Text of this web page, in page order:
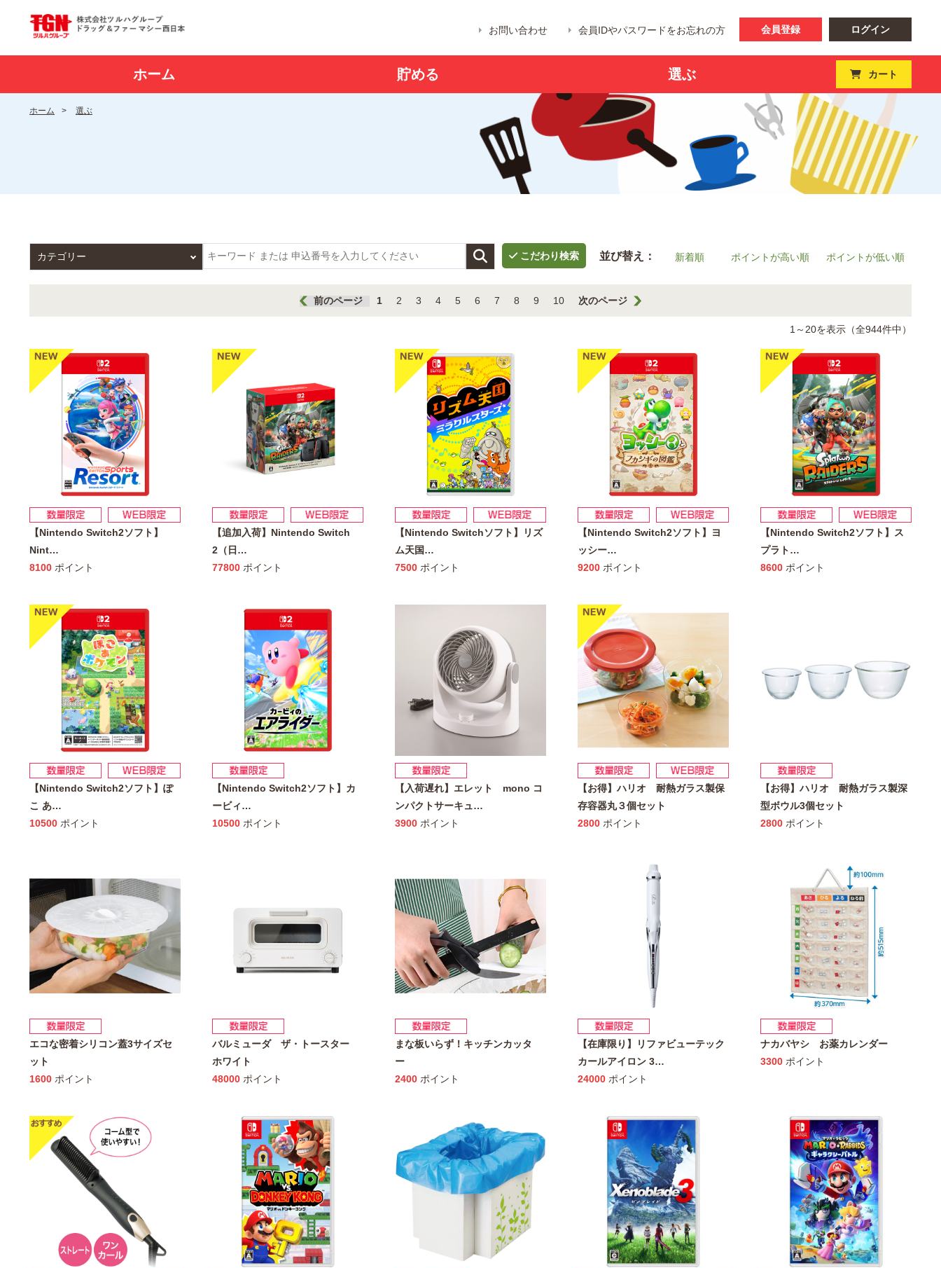
お問い合わせ 会員IDやパスワードをお忘れの方 会員登録 ログイン
ホーム 貯める 選ぶ カート
ホーム > 選ぶ
 並び替え： 新着順 ポイントが高い順 ポイントが低い順
前のページ 1 2 3 4 5 6 7 8 9 10 次のページ
1～20を表示（全944件中）
【Nintendo Switch2ソフト】
Nint…
8100 ポイント
【追加入荷】Nintendo Switch
2（日 …
77800 ポイント
【Nintendo Switchソフト】リズ
ム天国…
7500 ポイント
【Nintendo Switch2ソフト】ヨ
ッシー…
9200 ポイント
【Nintendo Switch2ソフト】ス
プラト…
8600 ポイント
【Nintendo Switch2ソフト】ぽ
こ あ…
10500 ポイント
【Nintendo Switch2ソフト】カ
ービィ…
10500 ポイント
【入荷遅れ】エレット mono コ
ンパクトサーキュ…
3900 ポイント
【お得】ハリオ 耐熱ガラス製保
存容器丸３個セット
2800 ポイント
【お得】ハリオ 耐熱ガラス製深
型ボウル3個セット
2800 ポイント
エコな密着シリコン蓋3サイズセ
ット
1600 ポイント
バルミューダ ザ・トースター
ホワイト
48000 ポイント
まな板いらず！キッチンカッタ
ー
2400 ポイント
【在庫限り】リファビューテック
カールアイロン 3…
24000 ポイント
ナカバヤシ お薬カレンダー
3300 ポイント